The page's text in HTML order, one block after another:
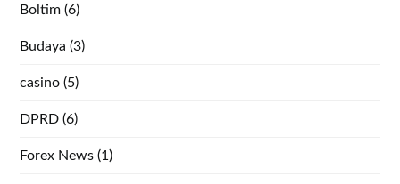
Boltim (6)
Budaya (3)
casino (5)
DPRD (6)
Forex News (1)